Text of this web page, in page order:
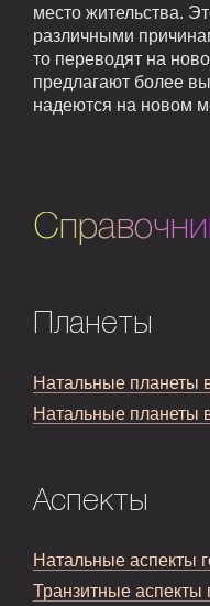
место жительства.
различными
то переводят на
предлагают более
надеются на новом
Планеты
Натальные планеты
Натальные планеты
Аспекты
Натальные аспекты
Транзитные аспекты